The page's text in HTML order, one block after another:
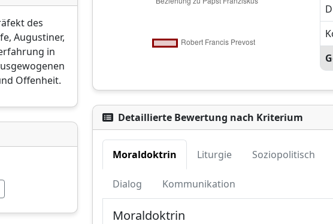
des
Augustiner,
in
Offenheit.
Detaillierte Bewertung nach Kriterium
Moraldoktrin Liturgie Soziopolitisch
Dialog Kommunikation
Moraldoktrin
Unterstützen Sie CatéGPT